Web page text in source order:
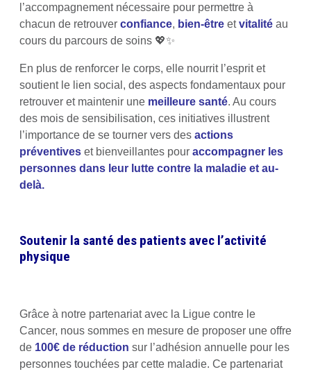
l’accompagnement nécessaire pour permettre à
chacun de retrouver confiance, bien-être etvitalité au
cours du parcours de soins 💖✨
En plus de renforcer le corps, elle nourrit l’esprit et
soutient le lien social, des aspects fondamentaux pour
retrouver et maintenir une meilleure santé. Au cours
des mois de sensibilisation, ces initiatives illustrent
l’importance de se tourner vers des actions
préventives et bienveillantes pour accompagner les
personnes dans leur lutte contre la maladie et au-
delà.
Soutenir la santé des patients avec l’activité
physique
Grâce à notre partenariat avec la Ligue contre le
Cancer, nous sommes en mesure de proposer une offre
de 100€ de réduction sur l’adhésion annuelle pour les
personnes touchées par cette maladie. Ce partenariat